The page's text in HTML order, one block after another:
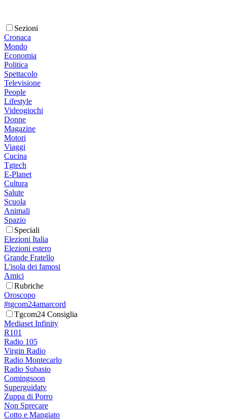
Sezioni
Cronaca
Mondo
Economia
Politica
Spettacolo
Televisione
People
Lifestyle
Videogiochi
Donne
Magazine
Motori
Viaggi
Cucina
Tgtech
E-Planet
Cultura
Salute
Scuola
Animali
Spazio
Speciali
Elezioni Italia
Elezioni estero
Grande Fratello
L'isola dei famosi
Amici
Rubriche
Oroscopo
#tgcom24amarcord
Tgcom24 Consiglia
Mediaset Infinity
R101
Radio 105
Virgin Radio
Radio Montecarlo
Radio Subasio
Comingsoon
Superguidatv
Zuppa di Porro
Non Sprecare
Cotto e Mangiato